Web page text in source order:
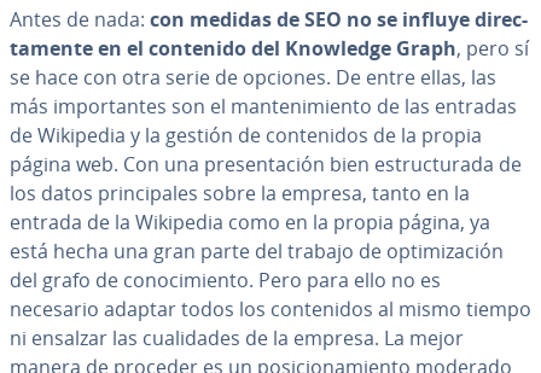
Antes de nada: con medidas de SEO no se influye di­re­c­
ta­me­n­te en el contenido del Knowledge Graph, pero sí
se hace con otra serie de opciones. De entre ellas, las
más im­po­r­ta­n­tes son el ma­n­te­ni­mie­n­to de las entradas
de Wikipedia y la gestión de co­n­te­ni­dos de la propia
página web. Con una pre­se­n­ta­ción bien es­tru­c­tu­ra­da de
los datos pri­n­ci­pa­les sobre la empresa, tanto en la
entrada de la Wikipedia como en la propia página, ya
está hecha una gran parte del trabajo de op­ti­mi­za­ción
del grafo de co­no­ci­mie­n­to. Pero para ello no es
necesario adaptar todos los co­n­te­ni­dos al mismo tiempo
ni ensalzar las cua­li­da­des de la empresa. La mejor
manera de proceder es un po­si­cio­na­mie­n­to moderado